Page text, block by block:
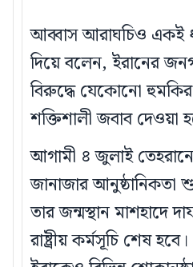
আব্বাস আরাঘচিও একই
দিয়ে বলেন, ইরানের
বিরুদ্ধে যেকোনো
শক্তিশালী জবাব দেওয়া
আগামী ৪ জুলাই তেহরানে
জানাজার
তার জন্মস্থান মাশহাদে
রাষ্ট্রীয় কর্মসূচি শেষ